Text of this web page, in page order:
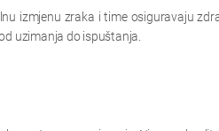
izmjenu zraka i time osiguravaju
uzimanja do ispuštanja.